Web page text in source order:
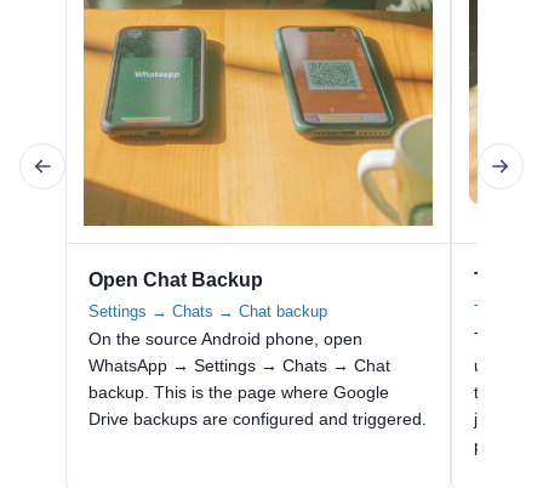
Open Chat Backup
Settings → Chats → Chat backup
On the source Android phone, open
WhatsApp → Settings → Chats → Chat
backup. This is the page where Google
Drive backups are configured and triggered.
Tap
Trigger
Tap
uploads
to the
just
phone